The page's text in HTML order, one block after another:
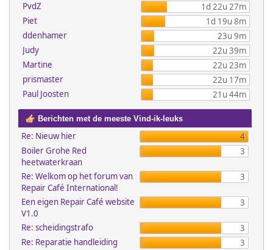
PvdZ
1d 22u 27m
Piet
1d 19u 8m
ddenhamer
23u 9m
Judy
22u 39m
Martine
22u 23m
prismaster
22u 17m
Paul Joosten
21u 44m
Berichten met de meeste Vind-ik-leuks
Re: Nieuw hier
4
Boiler Grohe Red
heetwaterkraan
3
Re: Welkom op het forum van
Repair Café International!
3
Een eigen Repair Café website
V1.0
3
Re: scheidingstrafo
3
Re: Reparatie handleiding
3